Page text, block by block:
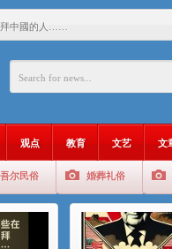
中國的人……
与背叛
理智 / 伊利夏提
中的挣扎
的红衣女孩
绝
观点 教育 文艺 文
尔民俗 婚葬礼俗